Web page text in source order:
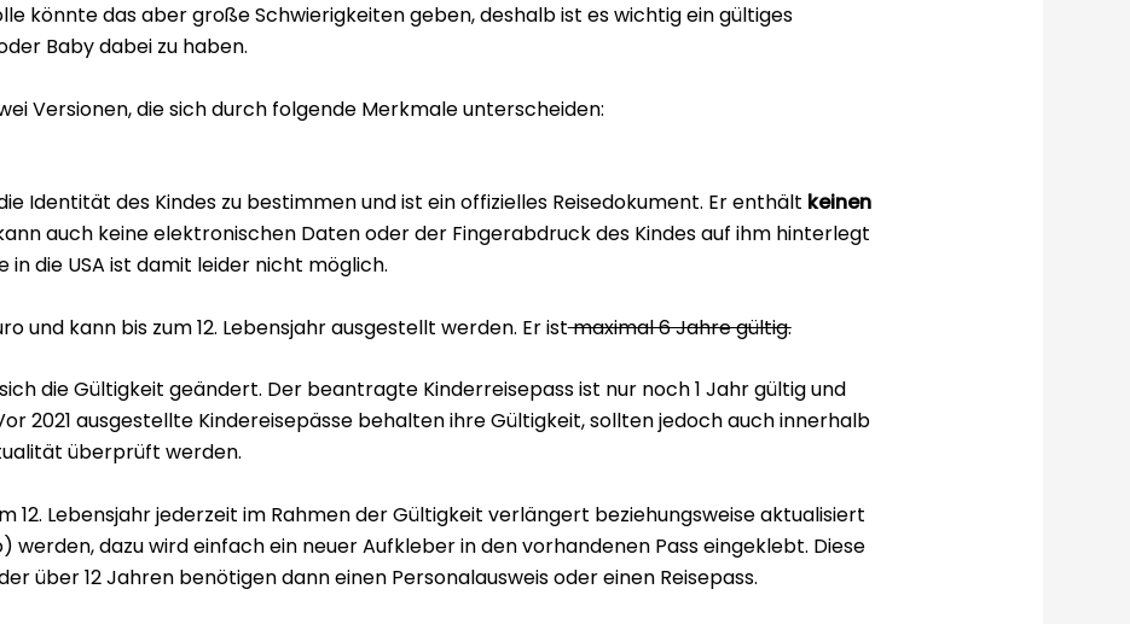
könnte das aber große Schwierigkeiten geben, deshalb ist es wichtig ein gültiges
Baby dabei zu haben.
Versionen, die sich durch folgende Merkmale unterscheiden:
Identität des Kindes zu bestimmen und ist ein offizielles Reisedokument. Er enthält keinen
auch keine elektronischen Daten oder der Fingerabdruck des Kindes auf ihm hinterlegt
in die USA ist damit leider nicht möglich.
und kann bis zum 12. Lebensjahr ausgestellt werden. Er istmaximal 6 Jahre gültig.
die Gültigkeit geändert. Der beantragte Kinderreisepass ist nur noch 1 Jahr gültig und
2021 ausgestellte Kindereisepässe behalten ihre Gültigkeit, sollten jedoch auch innerhalb
überprüft werden.
12. Lebensjahr jederzeit im Rahmen der Gültigkeit verlängert beziehungsweise aktualisiert
werden, dazu wird einfach ein neuer Aufkleber in den vorhandenen Pass eingeklebt. Diese
über 12 Jahren benötigen dann einen Personalausweis oder einen Reisepass.